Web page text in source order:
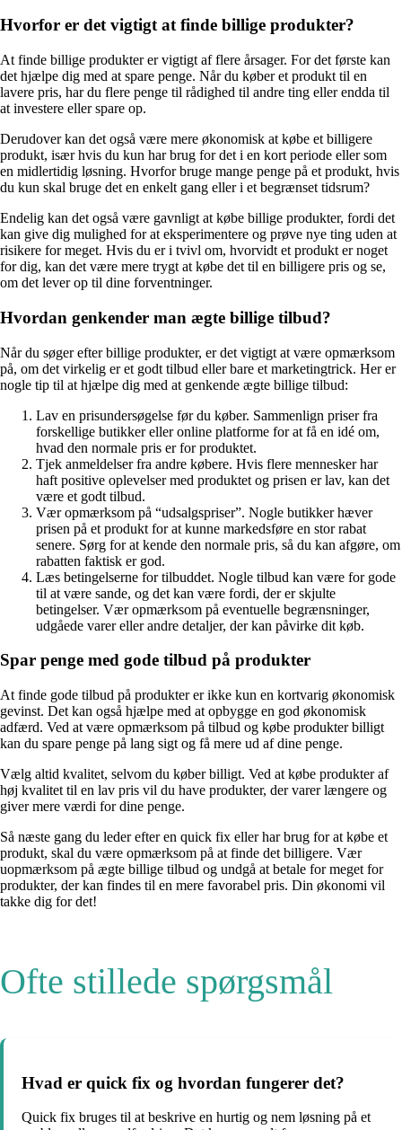
Hvorfor er det vigtigt at finde billige produkter?
At finde billige produkter er vigtigt af flere årsager. For det første kan
det hjælpe dig med at spare penge. Når du køber et produkt til en
lavere pris, har du flere penge til rådighed til andre ting eller endda til
at investere eller spare op.
Derudover kan det også være mere økonomisk at købe et billigere
produkt, især hvis du kun har brug for det i en kort periode eller som
en midlertidig løsning. Hvorfor bruge mange penge på et produkt, hvis
du kun skal bruge det en enkelt gang eller i et begrænset tidsrum?
Endelig kan det også være gavnligt at købe billige produkter, fordi det
kan give dig mulighed for at eksperimentere og prøve nye ting uden at
risikere for meget. Hvis du er i tvivl om, hvorvidt et produkt er noget
for dig, kan det være mere trygt at købe det til en billigere pris og se,
om det lever op til dine forventninger.
Hvordan genkender man ægte billige tilbud?
Når du søger efter billige produkter, er det vigtigt at være opmærksom
på, om det virkelig er et godt tilbud eller bare et marketingtrick. Her er
nogle tip til at hjælpe dig med at genkende ægte billige tilbud:
Lav en prisundersøgelse før du køber. Sammenlign priser fra
forskellige butikker eller online platforme for at få en idé om,
hvad den normale pris er for produktet.
Tjek anmeldelser fra andre købere. Hvis flere mennesker har
haft positive oplevelser med produktet og prisen er lav, kan det
være et godt tilbud.
Vær opmærksom på “udsalgspriser”. Nogle butikker hæver
prisen på et produkt for at kunne markedsføre en stor rabat
senere. Sørg for at kende den normale pris, så du kan afgøre, om
rabatten faktisk er god.
Læs betingelserne for tilbuddet. Nogle tilbud kan være for gode
til at være sande, og det kan være fordi, der er skjulte
betingelser. Vær opmærksom på eventuelle begrænsninger,
udgåede varer eller andre detaljer, der kan påvirke dit køb.
Spar penge med gode tilbud på produkter
At finde gode tilbud på produkter er ikke kun en kortvarig økonomisk
gevinst. Det kan også hjælpe med at opbygge en god økonomisk
adfærd. Ved at være opmærksom på tilbud og købe produkter billigt
kan du spare penge på lang sigt og få mere ud af dine penge.
Vælg altid kvalitet, selvom du køber billigt. Ved at købe produkter af
høj kvalitet til en lav pris vil du have produkter, der varer længere og
giver mere værdi for dine penge.
Så næste gang du leder efter en quick fix eller har brug for at købe et
produkt, skal du være opmærksom på at finde det billigere. Vær
uopmærksom på ægte billige tilbud og undgå at betale for meget for
produkter, der kan findes til en mere favorabel pris. Din økonomi vil
takke dig for det!
Ofte stillede spørgsmål
Hvad er quick fix og hvordan fungerer det?
Quick fix bruges til at beskrive en hurtig og nem løsning på et